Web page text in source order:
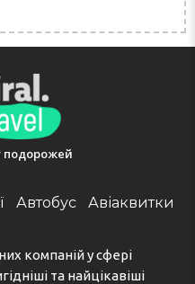
подорожей
Автобус Авіаквитки
компаній у сфері
та найцікавіші